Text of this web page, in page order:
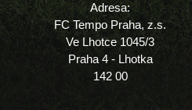
Adresa:
FC Tempo Praha, z.s.
Ve Lhotce 1045/3
Praha 4 - Lhotka
142 00